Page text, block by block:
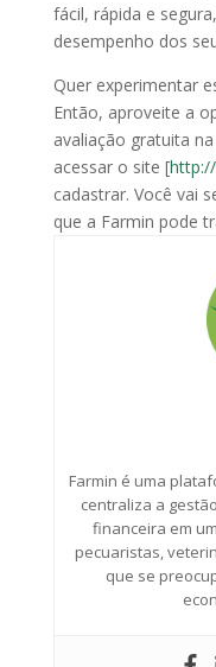
fácil, rápida e
desempenho dos
Quer experimentar
Então, aproveite a
avaliação gratuita
acessar o site [
cadastrar. Você vai
que a Farmin pode
Farmin é uma
centraliza a
financeira em
pecuaristas,
que se